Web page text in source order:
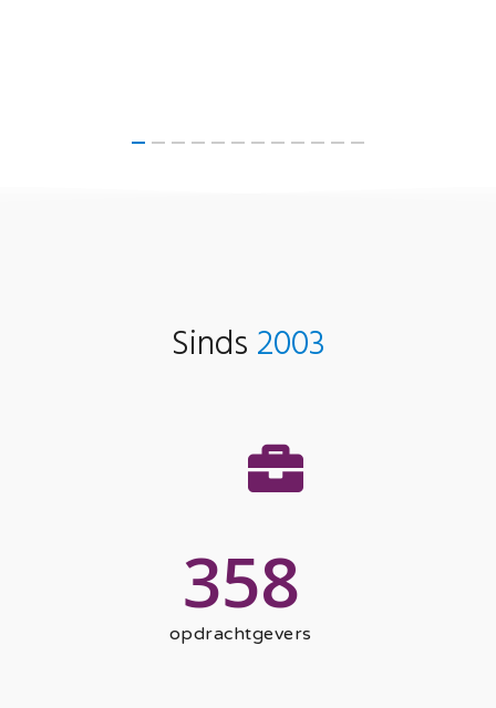
Sinds 2003
358
opdrachtgevers